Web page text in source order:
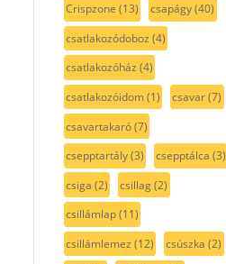
Crispzone (13) csapágy(40)
csatlakozódoboz (4)
csatlakozóház (4)
csatlakozóidom(1) csavar(7)
csavartakaró(7)
csepptartály(3) csepptálca (3)
csiga (2) csillag(2)
csillámlap(11)
csillámlemez (12) csúszka (2)